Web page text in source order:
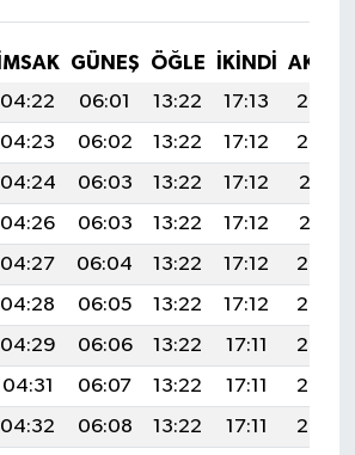
İMSAK GÜNEŞ ÖĞLE İKINDI
04:22 06:01 13:22 17:13
20:33
04:23 06:02 13:22 17:12
20:32
04:24 06:03 13:22 17:12
20:31
04:26 06:03 13:22 17:12
20:31
04:27 06:04 13:22 17:12
20:30
04:28 06:05 13:22 17:12
20:29
04:29 06:06 13:22 17:11
20:28
04:31 06:07 13:22 17:11
20:27
04:32 06:08 13:22 17:11
20:26